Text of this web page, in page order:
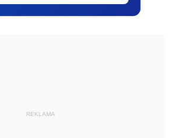
REKLAMA